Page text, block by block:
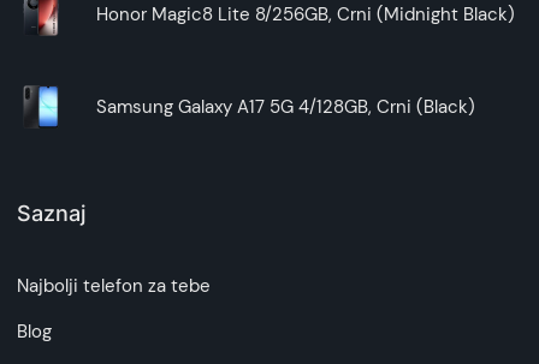
Honor Magic8 Lite 8/256GB, Crni (Midnight Black)
Samsung Galaxy A17 5G 4/128GB, Crni (Black)
Saznaj
Najbolji telefon za tebe
Blog